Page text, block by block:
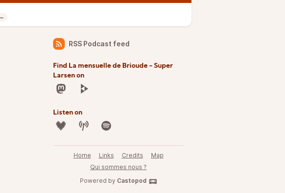
–
RSS Podcast feed
Find La mensuelle de Brioude - Super
Larsen on
Listen on
Home Links Credits
Map
Qui sommes nous ?
Powered by Castopod